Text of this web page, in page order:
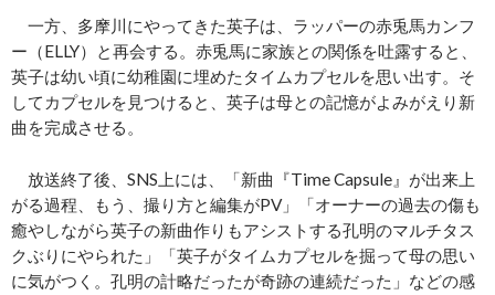
一方、多摩川にやってきた英子は、ラッパーの赤兎馬カンフ
ー（ELLY）と再会する。赤兎馬に家族との関係を吐露すると、
英子は幼い頃に幼稚園に埋めたタイムカプセルを思い出す。そ
してカプセルを見つけると、英子は母との記憶がよみがえり新
曲を完成させる。
放送終了後、SNS上には、「新曲『Time Capsule』が出来上
がる過程、もう、撮り方と編集がPV」「オーナーの過去の傷も
癒やしながら英子の新曲作りもアシストする孔明のマルチタス
クぶりにやられた」「英子がタイムカプセルを掘って母の思い
に気がつく。孔明の計略だったが奇跡の連続だった」などの感